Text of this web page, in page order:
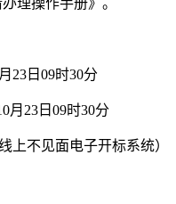
理操作手册》。
23日09时30分
月23日09时30分
上不见面电子开标系统）